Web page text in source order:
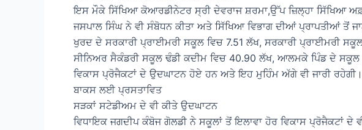
ਇਸ ਮੌਕੇ ਸਿੱਖਿਆ ਕੋਆਰਡੀਨੇਟਰ ਸ੍ਰੀ ਦੇਵਰਾਜ ਸ਼ਰਮਾ,ਉੱਪ ਜ਼ਿਲ੍ਹਾ ਸਿੱਖਿਆ
ਜਸਪਾਲ ਸਿੰਘ ਨੇ ਵੀ ਸੰਬੋਧਨ ਕੀਤਾ ਅਤੇ ਸਿੱਖਿਆ ਵਿਭਾਗ ਦੀਆਂ ਪ੍ਰਾਪਤੀਆਂ ਤੋਂ
ਖੁਰਦ ਦੇ ਸਰਕਾਰੀ ਪ੍ਰਾਈਮਰੀ ਸਕੂਲ ਵਿਚ 7.51 ਲੱਖ, ਸਰਕਾਰੀ ਪ੍ਰਾਈਮਰੀ
ਸੀਨਿਅਰ ਸੈਕੰਡਰੀ ਸਕੂਲ ਢੰਡੀ ਕਦੀਮ ਵਿਚ 40.90 ਲੱਖ, ਆਲਮਕੇ ਪਿੰਡ ਦੇ
ਵਿਕਾਸ ਪ੍ਰੋਜੈਕਟਾਂ ਦੇ ਉਦਘਾਟਨ ਹੋਏ ਹਨ ਅਤੇ ਇਹ ਮੁਹਿੰਮ ਅੱਗੇ ਵੀ ਜਾਰੀ
ਬਾਕਸ ਲਈ ਪ੍ਰਸਤਾਵਿਤ
ਸੜਕਾਂ ਸਟੇਡੀਅਮ ਦੇ ਵੀ ਕੀਤੇ ਉਦਘਾਟਨ
ਵਿਧਾਇਕ ਜਗਦੀਪ ਕੰਬੋਜ ਗੋਲਡੀ ਨੇ ਸਕੂਲਾਂ ਤੋਂ ਇਲਾਵਾ ਹੋਰ ਵਿਕਾਸ ਪ੍ਰੋਜੈਕਟਾਂ ਦੇ